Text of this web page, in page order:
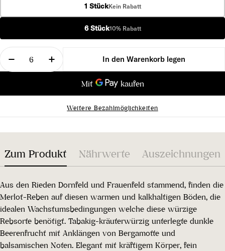
1 StückKein Rabatt
6 Stück10% Rabatt
Menge
Menge für Merlot 2017 verringern
Menge für Merlot 2017 erhöhen
In den Warenkorb legen
Weitere Bezahlmöglichkeiten
Zum Produkt Nährwerte Auszeichnungen
Aus den Rieden Dornfeld und Frauenfeld stammend, finden die
Merlot-Reben auf diesen warmen und kalkhaltigen Böden, die
idealen Wachstumsbedingungen welche diese würzige
Rebsorte benötigt. Tabakig-kräuterwürzig unterlegte dunkle
Beerenfrucht mit Anklängen von Bergamotte und
balsamischen Noten. Elegant mit kräftigem Körper, fein